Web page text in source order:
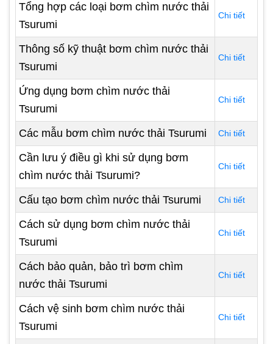
Tổng hợp các loại bơm chìm nước thải
Tsurumi
Chi tiết
Thông số kỹ thuật bơm chìm nước thải
Tsurumi
Chi tiết
Ứng dụng bơm chìm nước thải
Tsurumi
Chi tiết
Các mẫu bơm chìm nước thải Tsurumi Chi tiết
Cần lưu ý điều gì khi sử dụng bơm
chìm nước thải Tsurumi?
Chi tiết
Cấu tạo bơm chìm nước thải Tsurumi Chi tiết
Cách sử dụng bơm chìm nước thải
Tsurumi
Chi tiết
Cách bảo quản, bảo trì bơm chìm
nước thải Tsurumi
Chi tiết
Cách vệ sinh bơm chìm nước thải
Tsurumi
Chi tiết